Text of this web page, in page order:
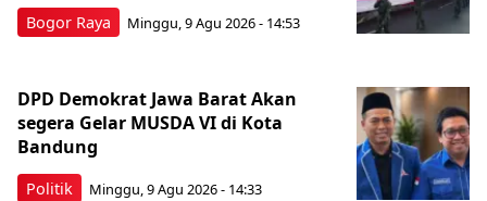
Bogor Raya Minggu, 9 Agu 2026 - 14:53
Politik
DPD Demokrat Jawa Barat Akan
segera Gelar MUSDA VI di Kota
Bandung
Minggu, 9 Agu 2026 - 14:33